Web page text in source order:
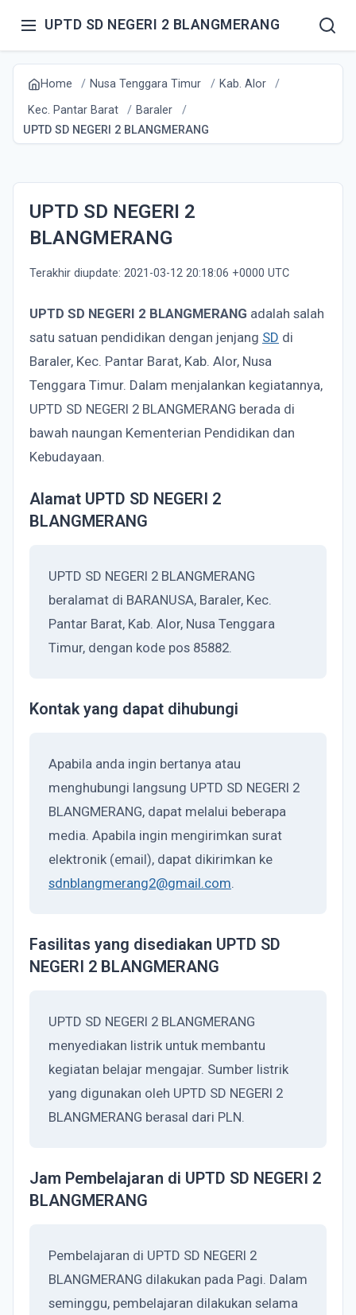
UPTD SD NEGERI 2 BLANGMERANG
Home Nusa Tenggara Timur
Kab. Alor
Kec. Pantar Barat
Baraler
UPTD SD NEGERI 2 BLANGMERANG
UPTD SD NEGERI 2
BLANGMERANG
Terakhir diupdate: 2021-03-12 20:18:06 +0000 UTC
UPTD SD NEGERI 2 BLANGMERANG adalah salah
satu satuan pendidikan dengan jenjang SD di
Baraler, Kec. Pantar Barat, Kab. Alor, Nusa
Tenggara Timur. Dalam menjalankan kegiatannya,
UPTD SD NEGERI 2 BLANGMERANG berada di
bawah naungan Kementerian Pendidikan dan
Kebudayaan.
Alamat UPTD SD NEGERI 2
BLANGMERANG
UPTD SD NEGERI 2 BLANGMERANG
beralamat di BARANUSA, Baraler, Kec.
Pantar Barat, Kab. Alor, Nusa Tenggara
Timur, dengan kode pos 85882.
Kontak yang dapat dihubungi
Apabila anda ingin bertanya atau
menghubungi langsung UPTD SD NEGERI 2
BLANGMERANG, dapat melalui beberapa
media. Apabila ingin mengirimkan surat
elektronik (email), dapat dikirimkan ke
sdnblangmerang2@gmail.com.
Fasilitas yang disediakan UPTD SD
NEGERI 2 BLANGMERANG
UPTD SD NEGERI 2 BLANGMERANG
menyediakan listrik untuk membantu
kegiatan belajar mengajar. Sumber listrik
yang digunakan oleh UPTD SD NEGERI 2
BLANGMERANG berasal dari PLN.
Jam Pembelajaran di UPTD SD NEGERI 2
BLANGMERANG
Pembelajaran di UPTD SD NEGERI 2
BLANGMERANG dilakukan pada Pagi. Dalam
seminggu, pembelajaran dilakukan selama